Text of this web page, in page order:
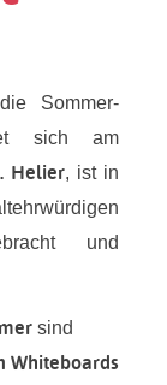
Sommer-
sich am
Helier, ist in
und
sind